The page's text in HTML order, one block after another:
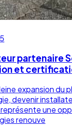
partenaire
et
expansion du
devenir
une
renouve